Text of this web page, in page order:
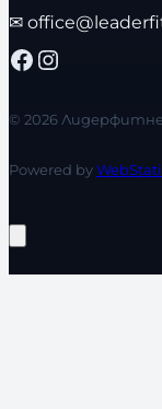
✉
Facebook Instagram
© 2026
Powered by